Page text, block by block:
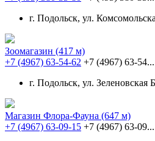
г. Подольск, ул.
Зоомагазин (417 м)
+7 (4967) 63-54-62 +7 (4967) 63-54...
г. Подольск, ул. Зеленовская
Магазин Флора-Фауна (647 м)
+7 (4967) 63-09-15 +7 (4967) 63-09...